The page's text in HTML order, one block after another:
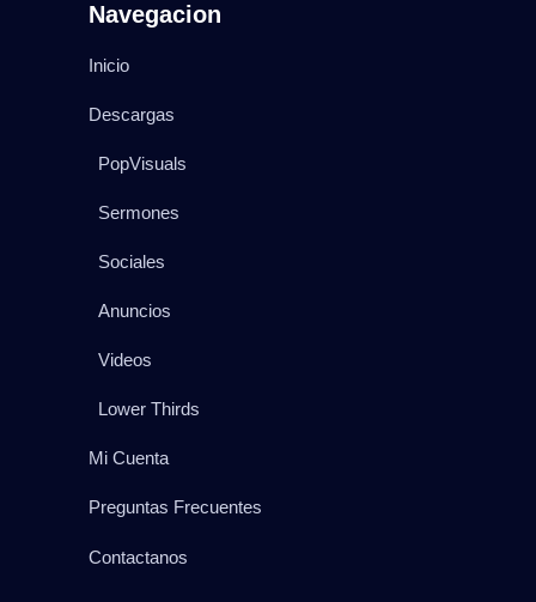
Navegacion
Inicio
Descargas
PopVisuals
Sermones
Sociales
Anuncios
Videos
Lower Thirds
Mi Cuenta
Preguntas Frecuentes
Contactanos